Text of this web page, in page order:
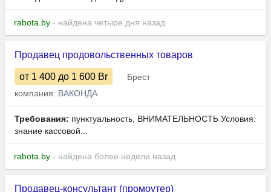
rabota.by - найдена четыре дня назад
Продавец продовольственных товаров
от 1 400 до 1 600 Br
Брест
компания: ВАКОНДА
Требования: пунктуальность, ВНИМАТЕЛЬНОСТЬ Условия:
знание кассовой...
rabota.by - найдена более недели назад
Продавец-консультант (промоутер)